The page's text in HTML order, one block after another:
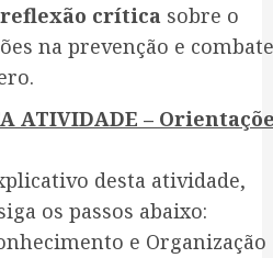
reflexão crítica sobre o
na prevenção e combate
ATIVIDADE –
desta atividade,
os passos abaixo:
e Organização